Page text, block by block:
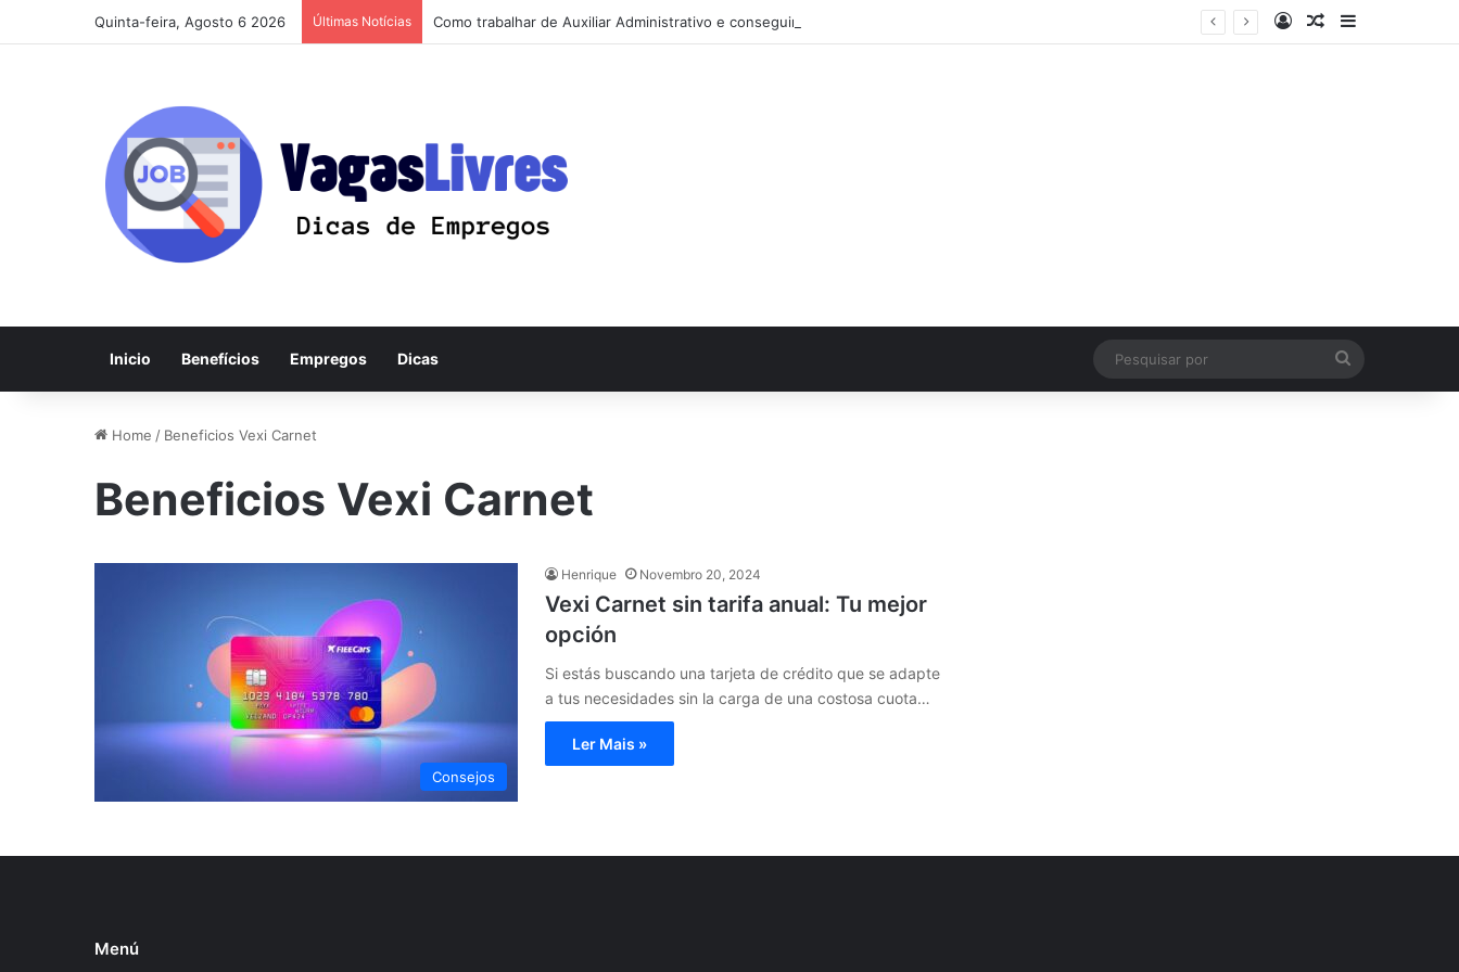
Quinta-feira, Agosto 6 2026 Últimas Notícias Como trabalhar de Auxiliar Administrativo e conseguir a primeira vaga rápido Log InArtigo Aleatório
Sidebar
Inicio Benefícios Empregos Dicas
por
Home / Beneficios Vexi Carnet
Beneficios Vexi Carnet
Consejos
Henrique Novembro 20, 2024
Vexi Carnet sin tarifa anual: Tu mejor
opción
Si estás buscando una tarjeta de crédito que se adapte
a tus necesidades sin la carga de una costosa cuota…
Ler Mais »
Menú